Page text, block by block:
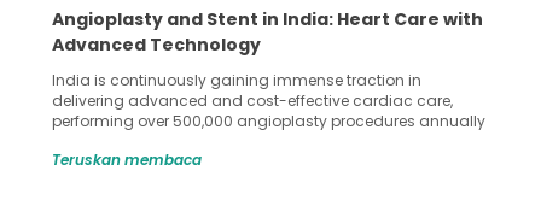
Angioplasty and Stent in India: Heart Care with
Advanced Technology
India is continuously gaining immense traction in
delivering advanced and cost-effective cardiac care,
performing over 500,000 angioplasty procedures annually
globe are searching for treatments like angioplasty and
Teruskan membaca